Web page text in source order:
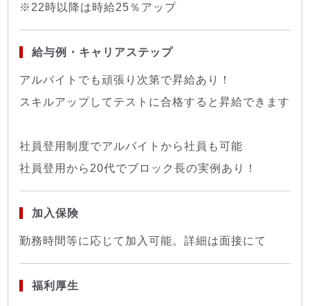
※22時以降は時給25％アップ
給与例・キャリアステップ
アルバイトでも頑張り次第で昇給あり！
スキルアップしてテストに合格すると昇給できます
社員登用制度でアルバイトから社員も可能
社員登用から20代でブロック長の実例あり！
加入保険
勤務時間等に応じて加入可能。詳細は面接にて
福利厚生